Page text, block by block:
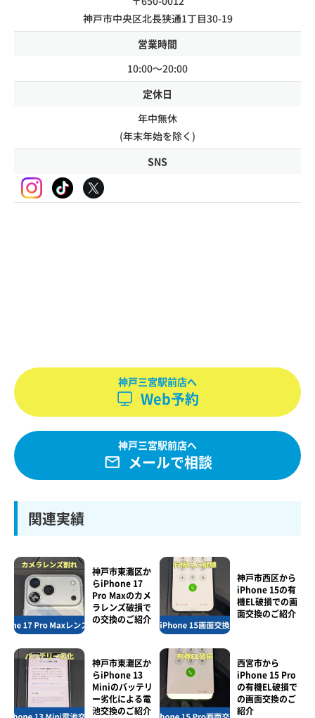
神戸市中央区北長狭通1丁目30-19
営業時間
10:00～20:00
定休日
年中無休
(年末年始を除く)
SNS
神戸三宮駅前店へ
Web予約
神戸三宮駅前店へ
メールで相談
関連実績
神戸市東灘区か
らiPhone 17
Pro Maxのカメ
ラレンズ破損で
の交換のご紹介
神戸市西区から
iPhone 15の有
機EL破損での画
面交換のご紹介
神戸市東灘区か
らiPhone 13
Miniのバッテリ
ー劣化による電
池交換のご紹介
西宮市から
iPhone 15 Pro
の有機EL破損で
の画面交換のご
紹介